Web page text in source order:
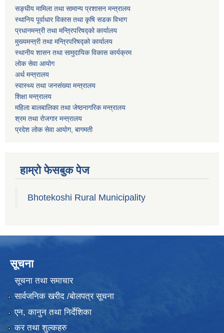
सङ्घीय मामिला तथा सामान्य प्रशासन मन्त्रालय
स्थानिय पूर्वाधार विकास तथा कृषि सडक विभाग
प्रधानमन्त्री तथा मन्त्रिपरिषद्को कार्यालय
मुख्यमन्त्री तथा मन्त्रिपरिषद्को कार्यालय
स्थानीय शासन तथा सामुदायिक विकास कार्यक्रम
लोक सेवा आयोग
अर्थ मन्त्रालय
स्वास्थ्य तथा जनस‌ंख्या मन्त्रालय
शिक्षा मन्त्रालय
महिला बालबालिका तथा जेष्ठनागरिक मन्त्रालय
श्रम तथा राेजगार मन्त्रालय
प्रदेश लोक सेवा आयाेग, बागमती
हाम्रो फेसबुक पेज
Bhotekoshi Rural Municipality
सूचना
सूचना तथा समाचार
सार्वजनिक खरीद /बोलपत्र सूचना
एन, कानुन तथा निर्देशिका
कर तथा शुल्कहरु